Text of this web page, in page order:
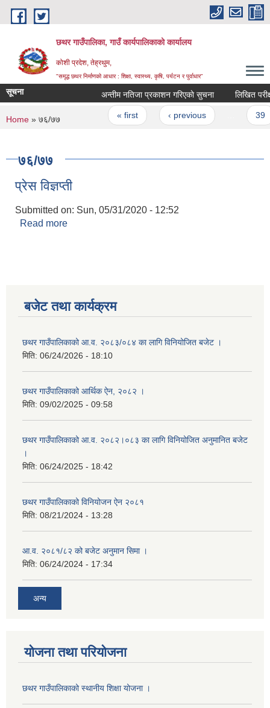
Skip to main content
छथर गाउँपालिका, गाउँ कार्यपालिकाको कार्यालय
कोशी प्रदेश, तेह्रथुम,
"समृद्ध छथर निर्माणको आधार : शिक्षा, स्वास्थ्य, कृषि, पर्यटन र पुर्वाधार”
सूचना अन्तीम नतिजा प्रकाशन गरिएकाे सुचना
Pages
« first ‹ previous
You are here
Home » ७६/७७
७६/७७
प्रेस विज्ञप्ती
Submitted on: Sun, 05/31/2020 - 12:52
Read more
बजेट तथा कार्यक्रम
छथर गाउँपालिकाको आ.व. २०८३/०८४ का लागि विनियोजित बजेट ।
मिति: 06/24/2026 - 18:10
छथर गाउँपालिकाको आर्थिक ऐन, २०८२ ।
मिति: 09/02/2025 - 09:58
छथर गाउँपालिकाको आ.व. २०८२।०८३ का लागि विनियोजित अनुमानित बजेट
।
मिति: 06/24/2025 - 18:42
छथर गाउँपालिकाको विनियोजन ऐन २०८१
मिति: 08/21/2024 - 13:28
आ.व. २०८१/८२ को बजेट अनुमान सिमा ।
मिति: 06/24/2024 - 17:34
अन्य
योजना तथा परियोजना
छथर गाउँपालिकाको स्थानीय शिक्षा योजना ।